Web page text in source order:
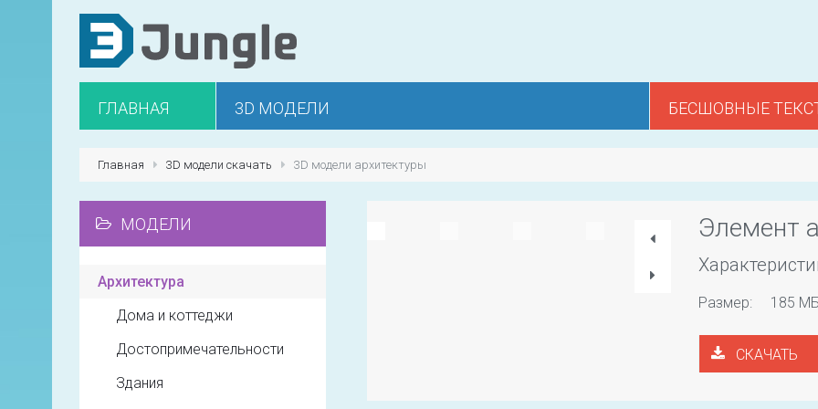
ГЛАВНАЯ 3D МОДЕЛИ БЕСШОВНЫЕ
Главная 3D модели скачать 3D модели архитектуры
Элемент
Размер: 185 МБ
СКАЧАТЬ
МОДЕЛИ
Архитектура
Дома и коттеджи
Достопримечательности
Здания